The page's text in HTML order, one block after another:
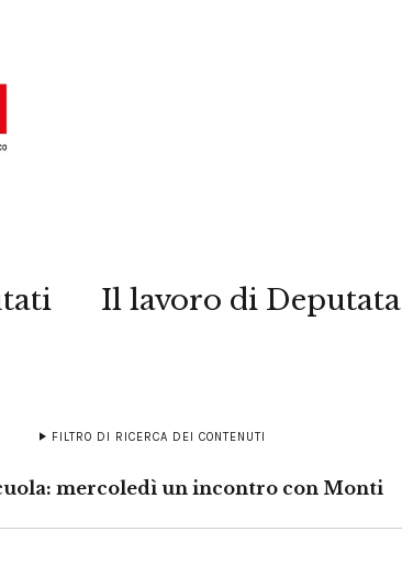
Il lavoro di Deputata
FILTRO DI RICERCA DEI CONTENUTI
mercoledì un incontro con Monti